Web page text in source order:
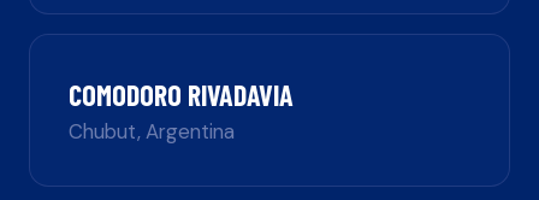
COMODORO RIVADAVIA
Chubut,Argentina